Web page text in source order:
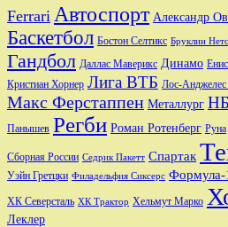
Ferrari Автоспорт Александр
Баскетбол Бостон Селтикс Бруклин Нетс
Гандбол Даллас Маверикс Динамо
Кристиан Хорнер Лига ВТБ Лос-Анджелес
Макс Ферстаппен Металлург
Панышев Регби Роман Ротенберг Руна
Сборная России Седрик Пакетт Спартак
Уэйн Гретцки Филадельфия Сиксерс Формула-
ХК Северсталь ХК Трактор Хельмут Марко
Леклер